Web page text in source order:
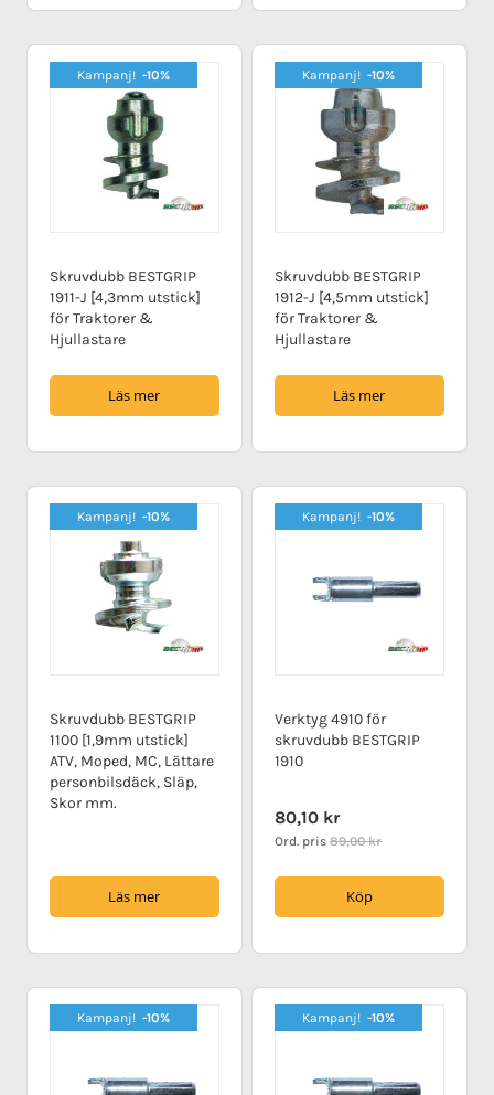
Kampanj! -10%
Skruvdubb BESTGRIP
1911-J [4,3mm utstick]
för Traktorer &
Hjullastare
Läs mer
Kampanj! -10%
Skruvdubb BESTGRIP
1912-J [4,5mm utstick]
för Traktorer &
Hjullastare
Läs mer
Kampanj! -10%
Skruvdubb BESTGRIP
1100 [1,9mm utstick]
ATV, Moped, MC, Lättare
personbilsdäck, Släp,
Skor mm.
Läs mer
Kampanj! -10%
Verktyg 4910 för
skruvdubb BESTGRIP
1910
Special
Price
80,10 kr
Ord. pris 89,00 kr
Köp
Kampanj! -10% Kampanj! -10%